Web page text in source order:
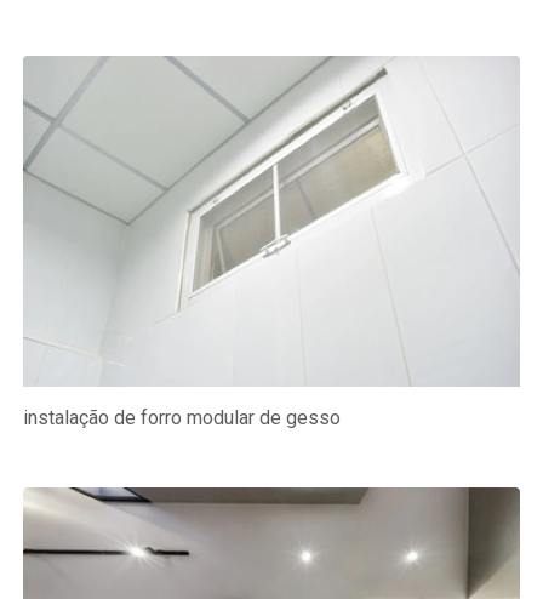
instalação de forro modular de gesso